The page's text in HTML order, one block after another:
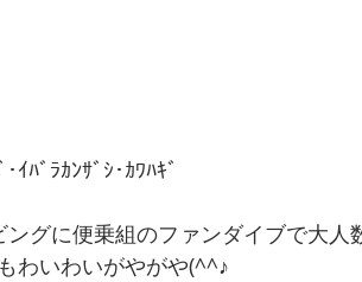
ｲﾊﾞﾗｶﾝｻﾞｼ･ｶﾜﾊｷﾞ
グに便乗組のファンダイブで大人
わいわいがやがや(^^♪